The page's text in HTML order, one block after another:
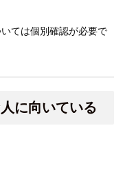
ては個別確認が必要で
に向いている